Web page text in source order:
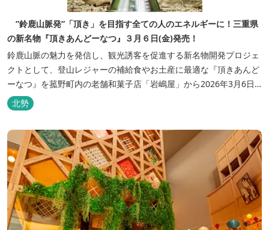
”鈴鹿山脈発”「頂き」を目指す全ての人のエネルギーに！三重県
の新名物『頂きあんどーなつ』３月６日(金)発売！
鈴鹿山脈の魅力を発信し、観光誘客を促進する新名物開発プロジェ
クトとして、登山レジャーの補給食やお土産に最適な『頂きあんど
ーなつ』を菰野町内の老舗和菓子店「岩嶋屋」から2026年3月6日
（金）より販売を開始いたしました。 ■商品コンセプト：自分だけ
の「頂き」を目指す人を応援 「山に登る目的が人それぞれであるよ
目指す人も、頑...
北勢